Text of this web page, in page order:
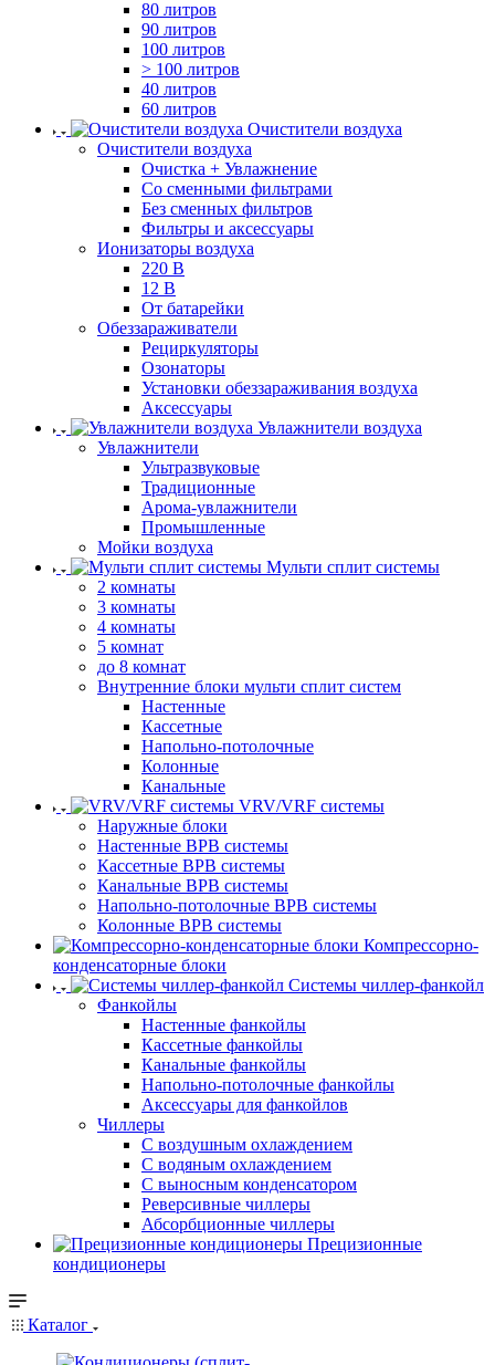
80 литров
90 литров
100 литров
> 100 литров
40 литров
60 литров
Очистители воздуха
Очистители воздуха
Очистка + Увлажнение
Cо сменными фильтрами
Без сменных фильтров
Фильтры и аксессуары
Ионизаторы воздуха
220 В
12 В
От батарейки
Обеззараживатели
Рециркуляторы
Озонаторы
Установки обеззараживания воздуха
Аксессуары
Увлажнители воздуха
Увлажнители
Ультразвуковые
Традиционные
Арома-увлажнители
Промышленные
Мойки воздуха
Мульти сплит системы
2 комнаты
3 комнаты
4 комнаты
5 комнат
до 8 комнат
Внутренние блоки мульти сплит систем
Настенные
Кассетные
Напольно-потолочные
Колонные
Канальные
VRV/VRF системы
Наружные блоки
Настенные ВРВ системы
Кассетные ВРВ системы
Канальные ВРВ системы
Напольно-потолочные ВРВ системы
Колонные ВРВ системы
Компрессорно-
конденсаторные блоки
Системы чиллер-фанкойл
Фанкойлы
Настенные фанкойлы
Кассетные фанкойлы
Канальные фанкойлы
Напольно-потолочные фанкойлы
Аксессуары для фанкойлов
Чиллеры
С воздушным охлаждением
С водяным охлаждением
С выносным конденсатором
Реверсивные чиллеры
Абсорбционные чиллеры
Прецизионные
кондиционеры
Каталог